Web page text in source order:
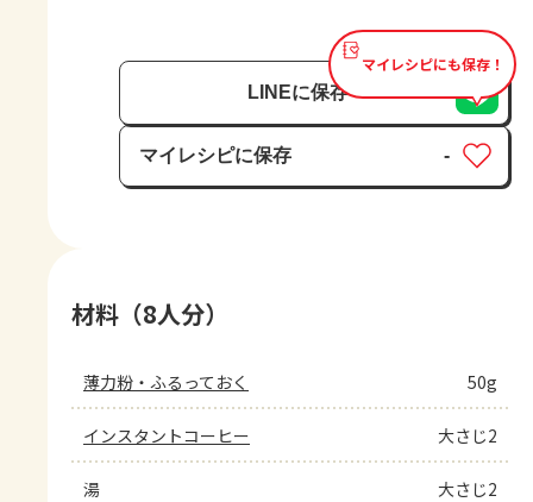
マイレシピにも保存！
LINEに保存
マイレシピに保存
保存済み
-
材料（8人分）
薄力粉・ふるっておく 50g
インスタントコーヒー 大さじ2
湯 大さじ2